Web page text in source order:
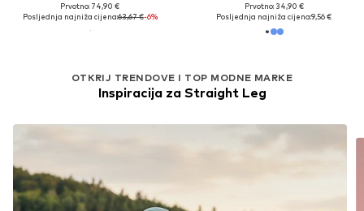
Prvotno: 74,90 €
Posljednja najniža cijena:63,67 €-6%
Prvotno: 34,90 €
Posljednja najniža cijena:9,56 €
OTKRIJ TRENDOVE I TOP MODNE MARKE
Inspiracija za Straight Leg